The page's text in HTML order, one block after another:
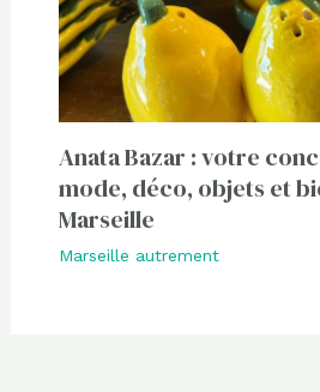
Anata Bazar : votre
mode, déco, objets et
Marseille
Marseille autrement